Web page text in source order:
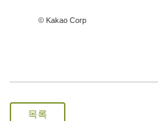
© Kakao Corp
목록